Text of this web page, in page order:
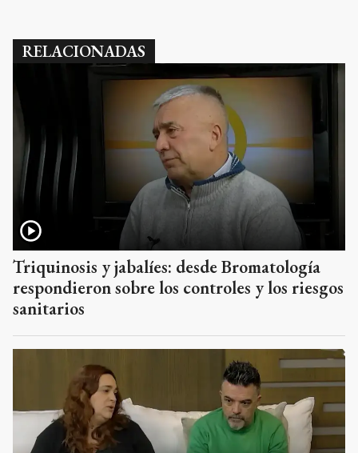
RELACIONADAS
Triquinosis y jabalíes: desde Bromatología
respondieron sobre los controles y los riesgos
sanitarios